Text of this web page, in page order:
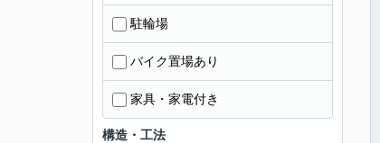
駐輪場
バイク置場あり
家具・家電付き
構造・工法